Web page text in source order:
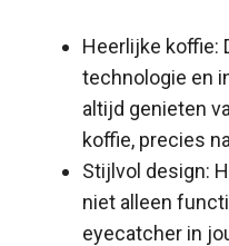
Heerlijke koffie:
technologie en
altijd genieten
koffie, precies
Stijlvol design:
niet alleen
eyecatcher in